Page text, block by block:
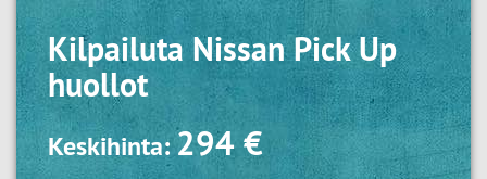
KilpailutaNissan Pick Up
huollot
Keskihinta:294 €